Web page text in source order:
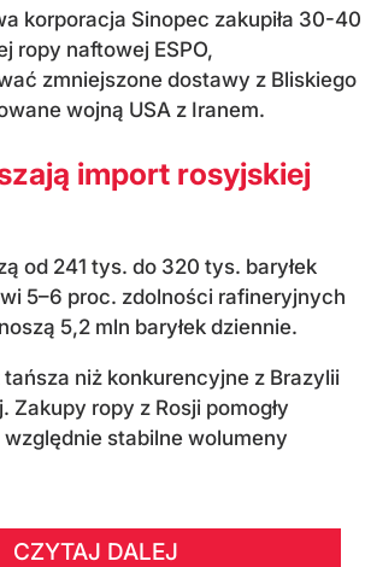
korporacja Sinopec zakupiła 30-40
ropy naftowej ESPO,
zmniejszone dostawy z Bliskiego
wojną USA z Iranem.
import rosyjskiej
od 241 tys. do 320 tys. baryłek
5–6 proc. zdolności rafineryjnych
5,2 mln baryłek dziennie.
niż konkurencyjne z Brazylii
Zakupy ropy z Rosji pomogły
stabilne wolumeny
CZYTAJ DALEJ